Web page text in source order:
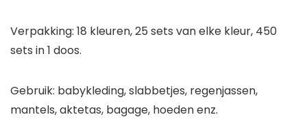
Verpakking: 18 kleuren, 25 sets van elke kleur, 450
sets in 1 doos.
Gebruik: babykleding, slabbetjes, regenjassen,
mantels, aktetas, bagage, hoeden enz.